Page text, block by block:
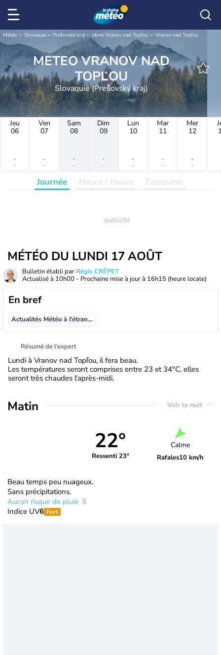
Météo Slovaquie Prešovský kraj okres Vranov nad Topľou Vranov nad Topľou
METEO VRANOV NAD
TOPĽOU
Slovaquie (Prešovský kraj)
Jeu
06
-
-
Ven
07
-
-
Sam
08
-
-
Dim
09
-
-
Lun
10
-
-
Mar
11
-
-
Mer
12
-
-
Journée Heure / Heure Comparer
MÉTÉO DU LUNDI 17 AOÛT
Bulletin établi par Régis CRÊPET
Actualisé à 10h00 - Prochaine mise à jour à 16h15 (heure locale)
En bref
Actualités Météo à l'étranger
Résumé de l’expert
Lundi à Vranov nad Topľou, il fera beau.
Les températures seront comprises entre 23 et 34°C, elles
seront très chaudes l'après-midi.
Matin Voir la nuit
22°
Ressenti 23°
Calme
Rafales10 km/h
Beau temps peu nuageux.
Sans précipitations.
Aucun risque de pluie
Indice UV6 Fort